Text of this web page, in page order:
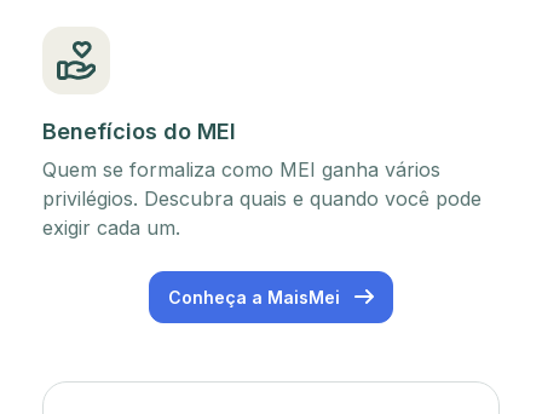
Benefícios do MEI
Quem se formaliza como MEI ganha vários
privilégios. Descubra quais e quando você pode
exigir cada um.
Conheça a MaisMei